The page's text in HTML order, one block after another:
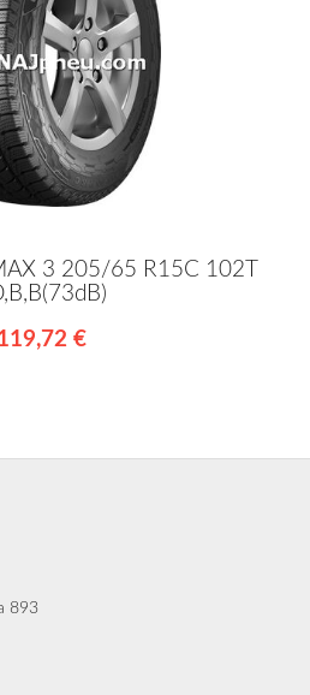
3 205/65 R15C 102T
€
893